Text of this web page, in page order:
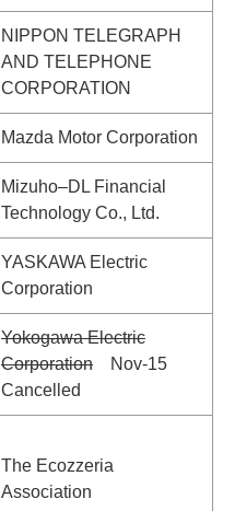
NIPPON TELEGRAPH
AND TELEPHONE
CORPORATION
Mazda Motor Corporation
Mizuho–DL Financial
Technology Co., Ltd.
YASKAWA Electric
Corporation
Yokogawa Electric
Corporation Nov-15
Cancelled
The Ecozzeria
Association